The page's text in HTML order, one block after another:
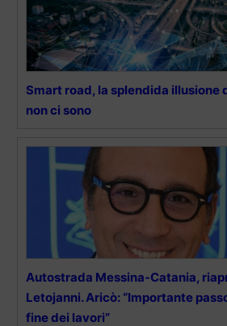
Smart road, la splendida illusione
non ci sono
Autostrada Messina-Catania,
Letojanni. Aricò: “Importante
fine dei lavori”